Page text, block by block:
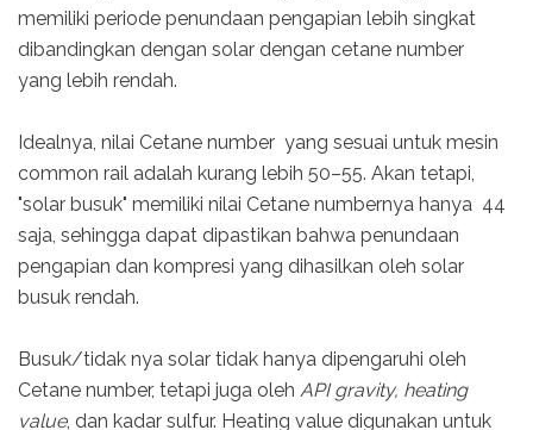
memiliki periode penundaan pengapian lebih singkat
dibandingkan dengan solar dengan cetane number
yang lebih rendah.
Idealnya, nilai Cetane number yang sesuai untuk mesin
common rail adalah kurang lebih 50–55. Akan tetapi,
"solar busuk" memiliki nilai Cetane numbernya hanya 44
saja, sehingga dapat dipastikan bahwa penundaan
pengapian dan kompresi yang dihasilkan oleh solar
busuk rendah.
Busuk/tidak nya solar tidak hanya dipengaruhi oleh
Cetane number, tetapi juga oleh API gravity, heating
value, dan kadar sulfur. Heating value digunakan untuk